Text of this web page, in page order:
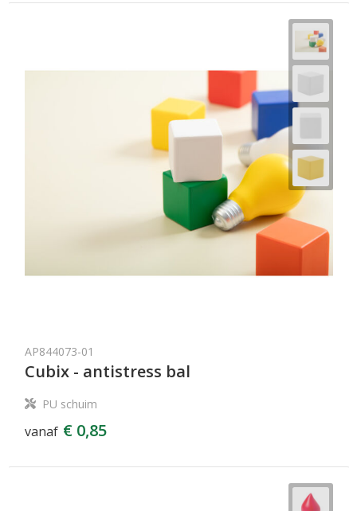
AP844073-01
Cubix - antistress bal
PU schuim
vanaf € 0,85